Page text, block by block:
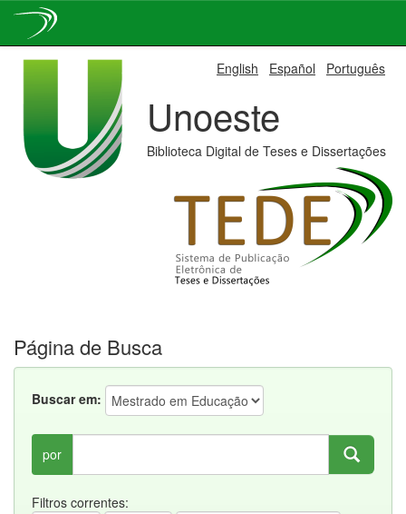
English Español Português
Unoeste
Biblioteca Digital de Teses e Dissertações
Página de Busca
Buscar em:
por
Filtros correntes: